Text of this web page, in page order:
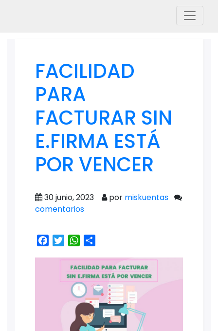
FACILIDAD
PARA
FACTURAR SIN
E.FIRMA ESTÁ
POR VENCER
30 junio, 2023 por miskuentas
comentarios
Facebook
TwitterWhatsApp